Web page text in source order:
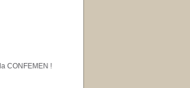
la CONFEMEN !